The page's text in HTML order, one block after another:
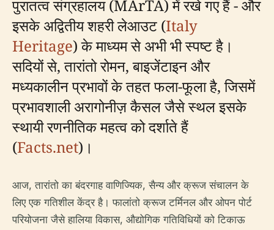
पुरातत्व संग्रहालय (MArTA) में रखे गए हैं - और
इसके अद्वितीय शहरी लेआउट (Italy
Heritage) के माध्यम से अभी भी स्पष्ट है।
सदियों से, तारांतो रोमन, बाइजेंटाइन और
मध्यकालीन प्रभावों के तहत फला-फूला है, जिसमें
प्रभावशाली अरागोनीज़ कैसल जैसे स्थल इसके
स्थायी रणनीतिक महत्व को दर्शाते हैं
(Facts.net)।
आज, तारांतो का बंदरगाह वाणिज्यिक, सैन्य और क्रूज संचालन के
लिए एक गतिशील केंद्र है। फालांतो क्रूज टर्मिनल और ओपन पोर्ट
परियोजना जैसे हालिया विकास, औद्योगिक गतिविधियों को टिकाऊ